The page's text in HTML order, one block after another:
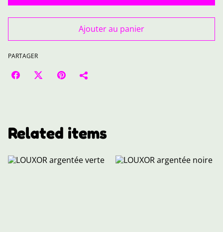
Ajouter au panier
PARTAGER
Related items